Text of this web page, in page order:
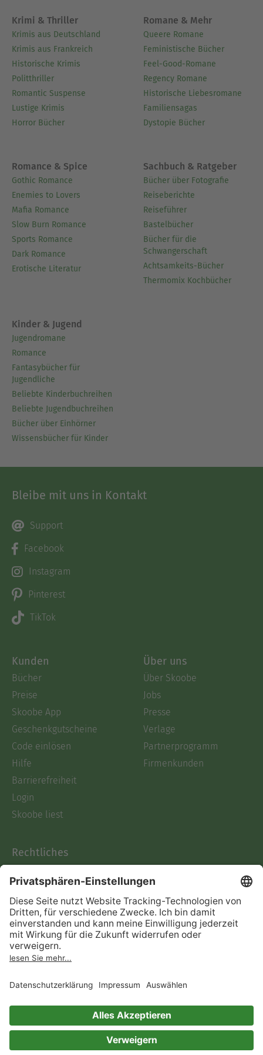
Krimi & Thriller
Krimis aus Deutschland
Krimis aus Frankreich
Historische Krimis
Politthriller
Romantic Suspense
Lustige Krimis
Horror Bücher
Romane & Mehr
Queere Romane
Feministische Bücher
Feel-Good-Romane
Regency Romane
Historische Liebesromane
Familiensagas
Dystopie Bücher
Romance & Spice
Gothic Romance
Enemies to Lovers
Mafia Romance
Slow Burn Romance
Sports Romance
Dark Romance
Erotische Literatur
Sachbuch & Ratgeber
Bücher über Fotografie
Reiseberichte
Reiseführer
Bastelbücher
Bücher für die
Schwangerschaft
Achtsamkeits-Bücher
Thermomix Kochbücher
Kinder & Jugend
Jugendromane
Romance
Fantasybücher für
Jugendliche
Beliebte Kinderbuchreihen
Beliebte Jugendbuchreihen
Bücher über Einhörner
Wissensbücher für Kinder
Bleibe mit uns in Kontakt
Support
Facebook
Instagram
Pinterest
TikTok
Kunden
Bücher
Preise
Skoobe App
Geschenkgutscheine
Code einlösen
Hilfe
Barrierefreiheit
Login
Skoobe liest
Über uns
Über Skoobe
Jobs
Presse
Verlage
Partnerprogramm
Firmenkunden
Rechtliches
AGB
Informationen nach Data
Act
Verträge hier kündigen
Impressum
Immer ein gutes Buch